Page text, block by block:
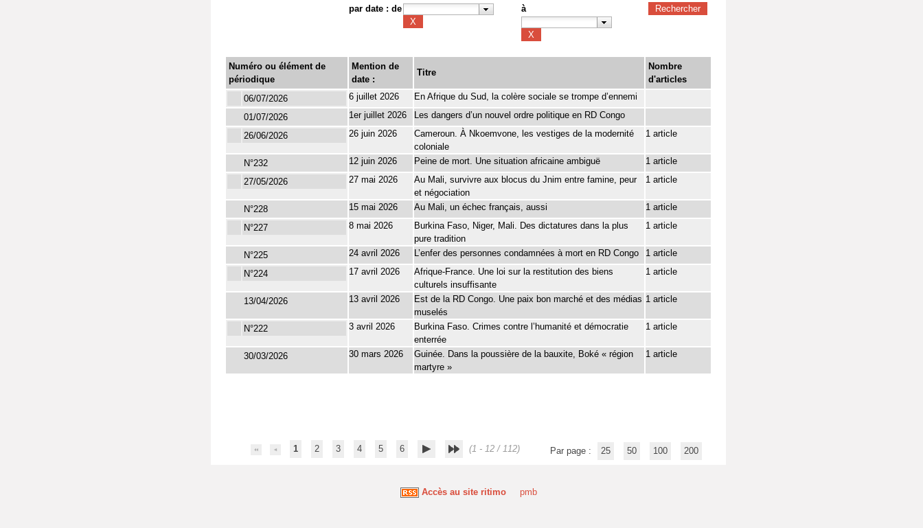
par date : de
à
Numéro ou élément de
périodique
Mention de
date :
Titre
Nombre
d'articles
06/07/2026
6 juillet 2026
En Afrique du Sud, la colère sociale se trompe d’ennemi
01/07/2026
1er juillet 2026
Les dangers d’un nouvel ordre politique en RD Congo
26/06/2026
26 juin 2026
Cameroun. À Nkoemvone, les vestiges de la modernité
coloniale
1 article
N°232 12 juin 2026 Peine de mort. Une situation africaine ambiguë
1 article
27/05/2026
27 mai 2026
Au Mali, survivre aux blocus du Jnim entre famine, peur
et négociation
1 article
N°228 15 mai 2026 Au Mali, un échec français, aussi
1 article
N°227
8 mai 2026
Burkina Faso, Niger, Mali. Des dictatures dans la plus
pure tradition
1 article
N°225 24 avril 2026 L’enfer des personnes condamnées à mort en RD Congo
1 article
N°224
17 avril 2026
Afrique-France. Une loi sur la restitution des biens
culturels insuffisante
1 article
13/04/2026 13 avril 2026
Est de la RD Congo. Une paix bon marché et des médias
muselés
1 article
N°222 3 avril 2026
Burkina Faso. Crimes contre l’humanité et démocratie
enterrée
1 article
30/03/2026 30 mars 2026
Guinée. Dans la poussière de la bauxite, Boké « région
martyre »
1 article
1 2 3 4 5 6 (1 - 12 / 112) Par page : 25 50 100 200
Accès au site ritimo pmb